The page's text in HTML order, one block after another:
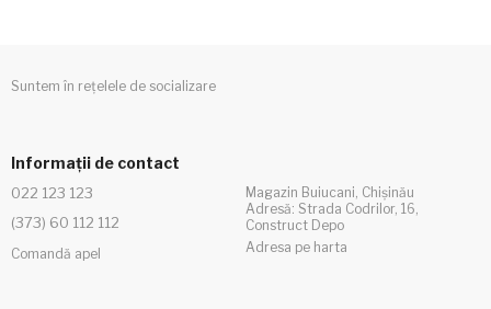
Suntem în rețelele de socializare
Informații de contact
022 123 123
(373) 60 112 112
Comandă apel
Magazin Buiucani, Chișinău
Adresă: Strada Codrilor, 16,
Construct Depo
Adresa pe harta